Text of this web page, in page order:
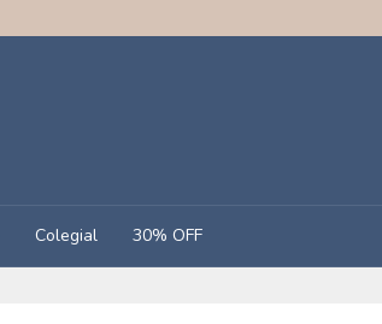
Colegial 30% OFF